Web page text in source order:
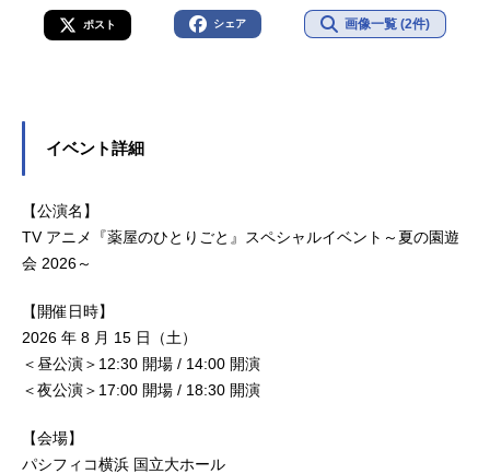
ポスト シェア 画像一覧 (2件)
イベント詳細
【公演名】
TV アニメ『薬屋のひとりごと』スペシャルイベント～夏の園遊
会 2026～
【開催日時】
2026 年 8 月 15 日（土）
＜昼公演＞12:30 開場 / 14:00 開演
＜夜公演＞17:00 開場 / 18:30 開演
【会場】
パシフィコ横浜 国立大ホール